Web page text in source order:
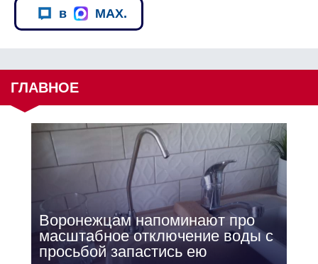
в MAX.
ГЛАВНОЕ
Воронежцам напоминают про
масштабное отключение воды с
просьбой запастись ею